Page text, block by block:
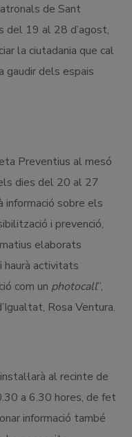
de Sant
del 19 al 28 d’agost,
la ciutadania que cal
dels espais
Preventius al mesó
dies del 20 al 27
informació sobre els
i prevenció,
elaborats
haurà activitats
com un photocall”,
Rosa Ventura.
al recinte de
a 6.30 hores, de fet
informació també